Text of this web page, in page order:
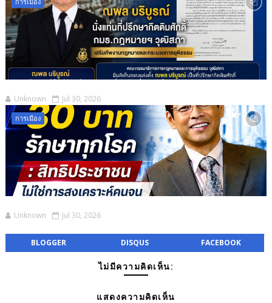
Unknown Jul 30, 2026
การเมือง
Unknown Jul 30, 2026
BLOGGER DISQUS FACEBOOK
ไม่มีความคิดเห็น:
แสดงความคิดเห็น